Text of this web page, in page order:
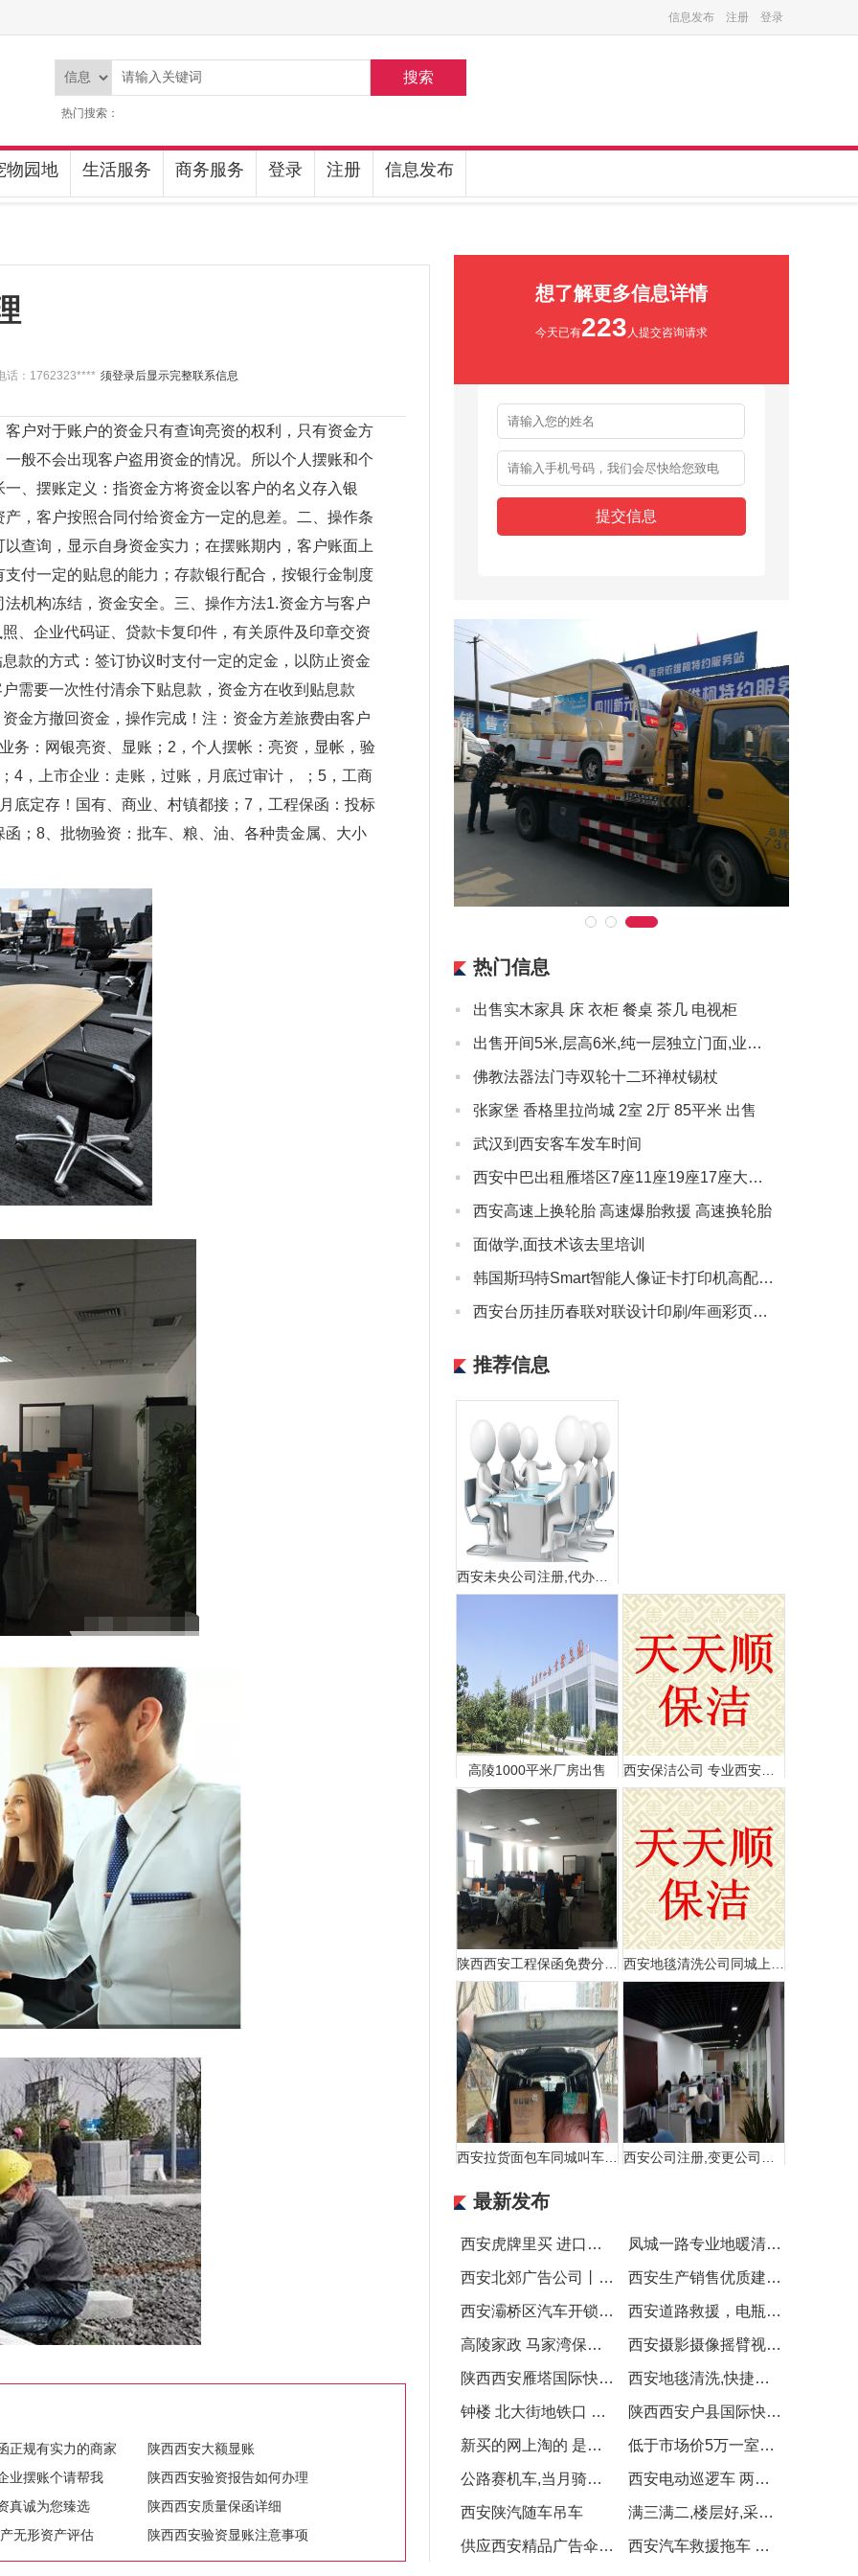
信息发布 注册 登录
搜索
热门搜索：
物园地 生活服务 商务服务 登录 注册 信息发布
话：1762323**** 须登录后显示完整联系信息
户对于账户的资金只有查询亮资的权利，只有资金方
般不会出现客户盗用资金的情况。所以个人摆账和个
、摆账定义：指资金方将资金以客户的名义存入银
，客户按照合同付给资金方一定的息差。二、操作条
查询，显示自身资金实力；在摆账期内，客户账面上
付一定的贴息的能力；存款银行配合，按银行金制度
机构冻结，资金安全。三、操作方法1.资金方与客户
、企业代码证、贷款卡复印件，有关原件及印章交资
款的方式：签订协议时支付一定的定金，以防止资金
需要一次性付清余下贴息款，资金方在收到贴息款
金方撤回资金，操作完成！注：资金方差旅费由客户
务：网银亮资、显账；2，个人摆帐：亮资，显帐，验
4，上市企业：走账，过账，月底过审计， ；5，工商
底定存！国有、商业、村镇都接；7，工程保函：投标
；8、批物验资：批车、粮、油、各种贵金属、大小
正规有实力的商家
陕西西安大额显账
业摆账个请帮我
陕西西安验资报告如何办理
真诚为您臻选
陕西西安质量保函详细
无形资产评估
陕西西安验资显账注意事项
想了解更多信息详情
今天已有223 人提交咨询请求
热门信息
· 出售实木家具 床 衣柜 餐桌 茶几 电视柜
· 出售开间5米,层高6米,纯一层独立门面,业态不限
· 佛教法器法门寺双轮十二环禅杖锡杖
· 张家堡 香格里拉尚城 2室 2厅 85平米 出售
· 武汉到西安客车发车时间
· 西安中巴出租雁塔区7座11座19座17座大中巴出租赁包客车
· 西安高速上换轮胎 高速爆胎救援 高速换轮胎
· 面做学,面技术该去里培训
· 韩国斯玛特Smart智能人像证卡打印机高配置低
· 西安台历挂历春联对联设计印刷/年画彩页宣传册联单收据不干胶
推荐信息
高陵1000平米厂房出售
宇辰推广 1800平大差市临街独立空铺急租地铁口
最新发布
西安虎牌里买 进口虎牌 商务礼品杯子 印字虎牌杯子批发 凤城一路专业地暖清洗,暖气片清洗,打压
西安北郊广告公司丨西安画册设计制作印刷丨西安手提袋制作 西安生产销售优质建筑材料、环保建材,你想要的都有
西安灞桥区汽车开锁公司电话 西安道路救援，电瓶搭电
高陵家政 马家湾保洁 马家湾家政 高陵保洁 西安摄影摄像摇臂视频制作宣传片会议活动直播
陕西西安雁塔国际快递专寄粉沫液体纯电池食品化妆品茶叶电子产品 西安地毯清洗,快捷速干清洗,泡沫机器清洗地毯
钟楼 北大街地铁口 骡马市 安远门 北门 回民街 单间 陕西西安户县国际快递专寄粉沫液体纯电池食品化妆品茶叶电子产品
新买的网上淘的 是小孩子骑得 低于市场价5万一室可改两室公园旁地铁口海荣名城可按揭
公路赛机车,当月骑走下个月再给三五百元 西安电动巡逻车 两轮巡逻车 四轮电动巡逻车 城管执法专用车
西安陕汽随车吊车 满三满二,楼层好,采光充足,配套齐全,交通便利
供应西安精品广告伞 雨伞雨具 西安广告帐篷 遮阳伞 西安汽车救援拖车 汽车送油服务